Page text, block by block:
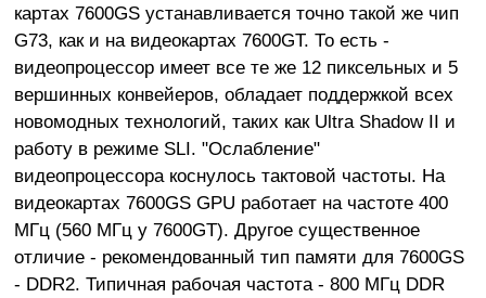
картах 7600GS устанавливается точно такой же чип
G73, как и на видеокартах 7600GT. То есть -
видеопроцессор имеет все те же 12 пиксельных и 5
вершинных конвейеров, обладает поддержкой всех
новомодных технологий, таких как Ultra Shadow II и
работу в режиме SLI. "Ослабление"
видеопроцессора коснулось тактовой частоты. На
видеокартах 7600GS GPU работает на частоте 400
МГц (560 МГц у 7600GT). Другое существенное
отличие - рекомендованный тип памяти для 7600GS
- DDR2. Типичная рабочая частота - 800 МГц DDR